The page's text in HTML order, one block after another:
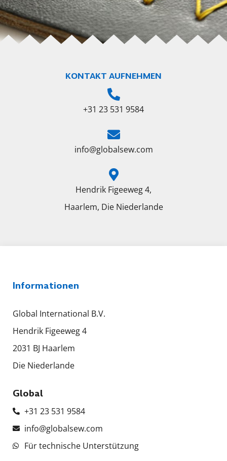
KONTAKT AUFNEHMEN
+31 23 531 9584
info@globalsew.com
Hendrik Figeeweg 4,
Haarlem, Die Niederlande
Informationen
Global International B.V.
Hendrik Figeeweg 4
2031 BJ Haarlem
Die Niederlande
Global
+31 23 531 9584
info@globalsew.com
Für technische Unterstützung